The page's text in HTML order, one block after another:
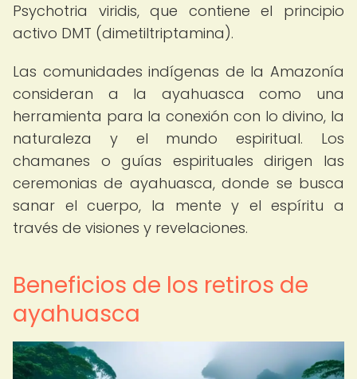
Psychotria viridis, que contiene el principio
activo DMT (dimetiltriptamina).
Las comunidades indígenas de la Amazonía
consideran a la ayahuasca como una
herramienta para la conexión con lo divino, la
naturaleza y el mundo espiritual. Los
chamanes o guías espirituales dirigen las
ceremonias de ayahuasca, donde se busca
sanar el cuerpo, la mente y el espíritu a
través de visiones y revelaciones.
Beneficios de los retiros de
ayahuasca